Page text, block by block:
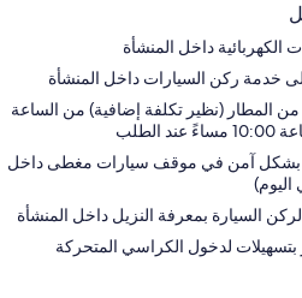
داخل المنشأة
خدمة ركن السيارات داخل المنشأة
من المطار (نظير تكلفة إضافية) من الساعة
بشكل آمن في موقف سيارات مغطى داخل
السيارة بمعرفة النزيل داخل المنشأة
لدخول الكراسي المتحركة